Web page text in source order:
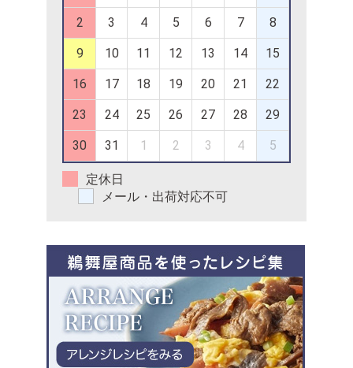
2 3 4 5 6 7 8
9 10 11 12 13 14 15
16 17 18 19 20 21 22
23 24 25 26 27 28 29
30 31 1 2 3 4 5
定休日
メール・出荷対応不可